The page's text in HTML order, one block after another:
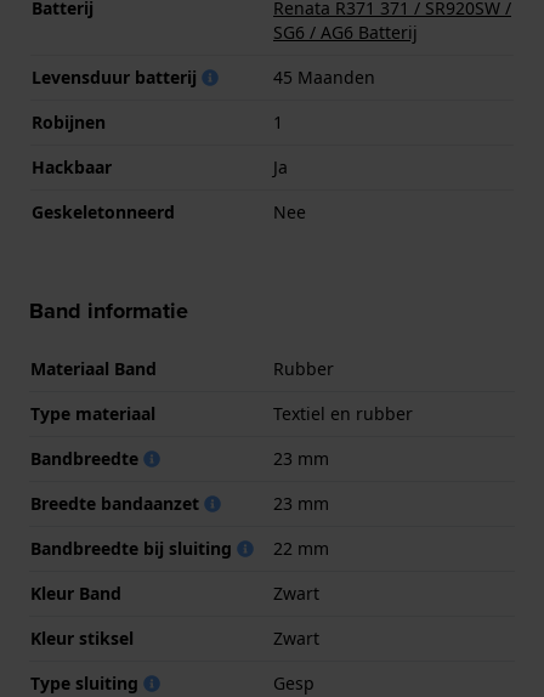
Batterij
Renata R371 371 / SR920SW /
SG6 / AG6 Batterij
Levensduur batterij
45 Maanden
Robijnen
1
Hackbaar
Ja
Geskeletonneerd
Nee
Band informatie
Materiaal Band
Rubber
Type materiaal
Textiel en rubber
Bandbreedte
23 mm
Breedte bandaanzet
23 mm
Bandbreedte bij sluiting
22 mm
Kleur Band
Zwart
Kleur stiksel
Zwart
Type sluiting
Gesp